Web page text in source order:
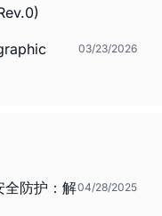
03/23/2026
防护：解04/28/2025